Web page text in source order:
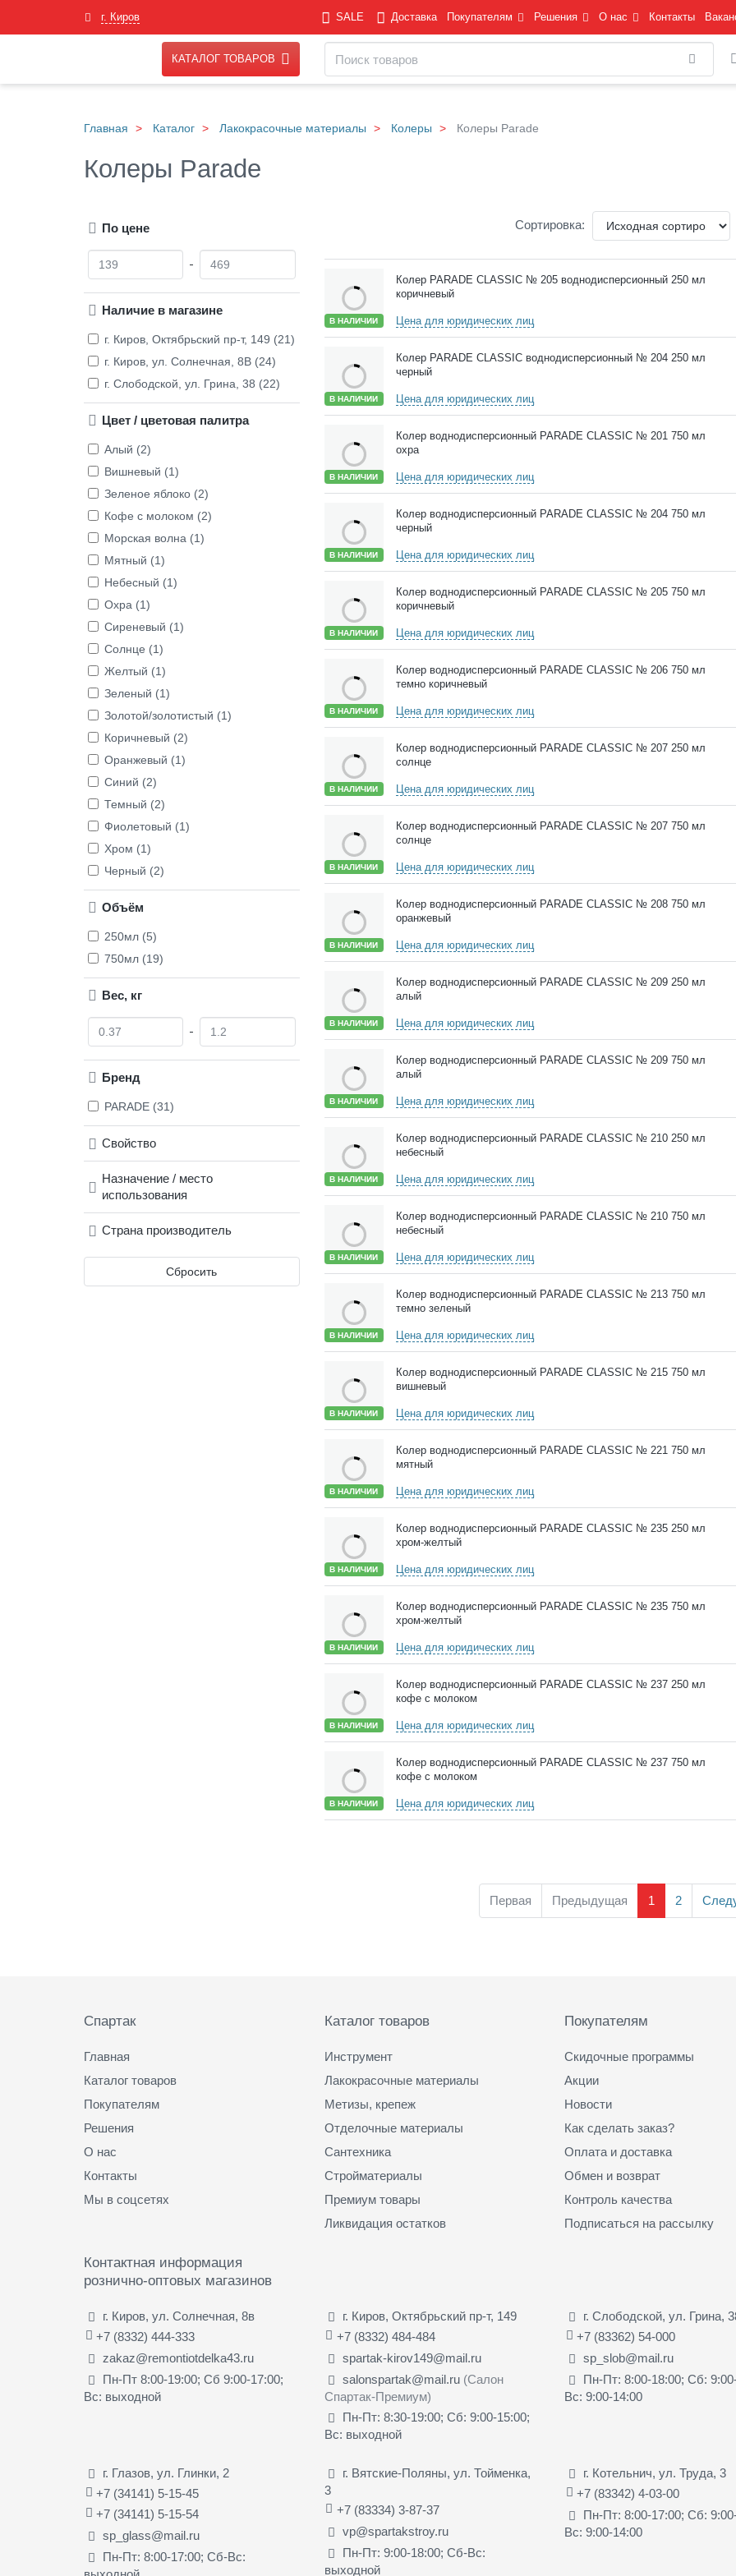
г. Киров SALE Доставка Покупателям Решения О нас Контакты
КАТАЛОГ ТОВАРОВ Найти
Главная Каталог Лакокрасочные материалы Колеры Колеры Parade
Колеры Parade
Сортировка:
В НАЛИЧИИ
Колер PARADE CLASSIC № 205 воднодисперсионный 250 мл
коричневый
Цена для юридических лиц
В НАЛИЧИИ
Колер PARADE CLASSIC воднодисперсионный № 204 250 мл
черный
Цена для юридических лиц
В НАЛИЧИИ
Колер воднодисперсионный PARADE CLASSIC № 201 750 мл
охра
Цена для юридических лиц
В НАЛИЧИИ
Колер воднодисперсионный PARADE CLASSIC № 204 750 мл
черный
Цена для юридических лиц
В НАЛИЧИИ
Колер воднодисперсионный PARADE CLASSIC № 205 750 мл
коричневый
Цена для юридических лиц
В НАЛИЧИИ
Колер воднодисперсионный PARADE CLASSIC № 206 750 мл
темно коричневый
Цена для юридических лиц
В НАЛИЧИИ
Колер воднодисперсионный PARADE CLASSIC № 207 250 мл
солнце
Цена для юридических лиц
В НАЛИЧИИ
Колер воднодисперсионный PARADE CLASSIC № 207 750 мл
солнце
Цена для юридических лиц
В НАЛИЧИИ
Колер воднодисперсионный PARADE CLASSIC № 208 750 мл
оранжевый
Цена для юридических лиц
В НАЛИЧИИ
Колер воднодисперсионный PARADE CLASSIC № 209 250 мл
алый
Цена для юридических лиц
В НАЛИЧИИ
Колер воднодисперсионный PARADE CLASSIC № 209 750 мл
алый
Цена для юридических лиц
В НАЛИЧИИ
Колер воднодисперсионный PARADE CLASSIC № 210 250 мл
небесный
Цена для юридических лиц
В НАЛИЧИИ
Колер воднодисперсионный PARADE CLASSIC № 210 750 мл
небесный
Цена для юридических лиц
В НАЛИЧИИ
Колер воднодисперсионный PARADE CLASSIC № 213 750 мл
темно зеленый
Цена для юридических лиц
В НАЛИЧИИ
Колер воднодисперсионный PARADE CLASSIC № 215 750 мл
вишневый
Цена для юридических лиц
В НАЛИЧИИ
Колер воднодисперсионный PARADE CLASSIC № 221 750 мл
мятный
Цена для юридических лиц
В НАЛИЧИИ
Колер воднодисперсионный PARADE CLASSIC № 235 250 мл
хром-желтый
Цена для юридических лиц
В НАЛИЧИИ
Колер воднодисперсионный PARADE CLASSIC № 235 750 мл
хром-желтый
Цена для юридических лиц
В НАЛИЧИИ
Колер воднодисперсионный PARADE CLASSIC № 237 250 мл
кофе с молоком
Цена для юридических лиц
В НАЛИЧИИ
Колер воднодисперсионный PARADE CLASSIC № 237 750 мл
кофе с молоком
Цена для юридических лиц
Первая Предыдущая 1 2
По цене
Наличие в магазине
г. Киров, Октябрьский пр-т, 149 (21)
г. Киров, ул. Солнечная, 8В (24)
г. Слободской, ул. Грина, 38 (22)
Цвет / цветовая палитра
Алый (2)
Вишневый (1)
Зеленое яблоко (2)
Кофе с молоком (2)
Морская волна (1)
Мятный (1)
Небесный (1)
Охра (1)
Сиреневый (1)
Солнце (1)
Желтый (1)
Зеленый (1)
Золотой/золотистый (1)
Коричневый (2)
Оранжевый (1)
Синий (2)
Темный (2)
Фиолетовый (1)
Хром (1)
Черный (2)
Объём
250мл (5)
750мл (19)
Вес, кг
Бренд
PARADE (31)
Свойство
Назначение / место
использования
Страна производитель
Сбросить
Спартак
Главная
Каталог товаров
Покупателям
Решения
О нас
Контакты
Мы в соцсетях
Каталог товаров
Инструмент
Лакокрасочные материалы
Метизы, крепеж
Отделочные материалы
Сантехника
Стройматериалы
Премиум товары
Ликвидация остатков
Покупателям
Скидочные программы
Акции
Новости
Как сделать заказ?
Оплата и доставка
Обмен и возврат
Контроль качества
Подписаться на рассылку
Контактная информация
рознично-оптовых магазинов
г. Киров, ул. Солнечная, 8в
+7 (8332) 444-333
zakaz@remontiotdelka43.ru
Пн-Пт 8:00-19:00; Сб 9:00-17:00;
Вс: выходной
г. Киров, Октябрьский пр-т, 149
+7 (8332) 484-484
spartak-kirov149@mail.ru
salonspartak@mail.ru (Салон
Спартак-Премиум)
Пн-Пт: 8:30-19:00; Сб: 9:00-15:00;
Вс: выходной
г. Слободской, ул. Грина,
+7 (83362) 54-000
sp_slob@mail.ru
Пн-Пт: 8:00-18:00; Сб:
Вс: 9:00-14:00
г. Глазов, ул. Глинки, 2
+7 (34141) 5-15-45
+7 (34141) 5-15-54
sp_glass@mail.ru
Пн-Пт: 8:00-17:00; Сб-Вс:
г. Вятские-Поляны, ул. Тойменка,
3
+7 (83334) 3-87-37
vp@spartakstroy.ru
Пн-Пт: 9:00-18:00; Сб-Вс:
выходной
г. Котельнич, ул. Труда, 3
+7 (83342) 4-03-00
Пн-Пт: 8:00-17:00; Сб:
Вс: 9:00-14:00